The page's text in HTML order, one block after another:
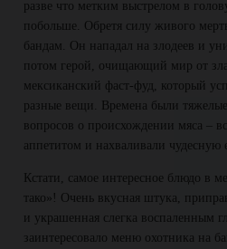
разве что метким выстрелом в
побольше. Обретя силу живого
бандам. Он нападал на злодеев и
потом герой, очищающий мир от
мексиканский фаст-фуд, который
разные вещи. Времена были
вопросов о происхождении мяса –
аппетитом и нахваливали чудесную
Кстати, самое интересное блюдо в
тако»! Очень вкусная штука,
и украшенная слегка воспаленным
заинтересовало меню охотника на